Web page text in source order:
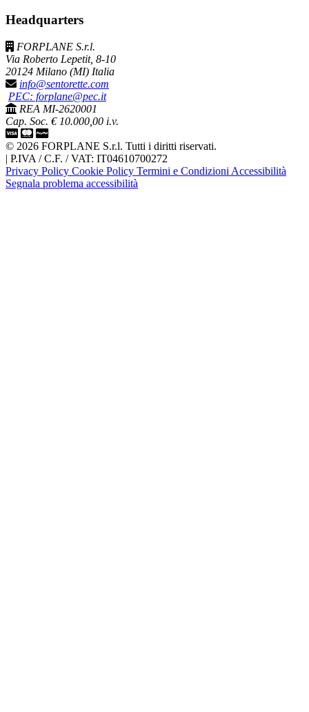
Headquarters
FORPLANE S.r.l.
Via Roberto Lepetit, 8-10
20124 Milano (MI) Italia
info@sentorette.com
PEC: forplane@pec.it
REA MI-2620001
Cap. Soc. € 10.000,00 i.v.
© 2026 FORPLANE S.r.l. Tutti i diritti riservati.
| P.IVA / C.F. / VAT: IT04610700272
Privacy Policy Cookie Policy Termini e Condizioni Accessibilità
Segnala problema accessibilità